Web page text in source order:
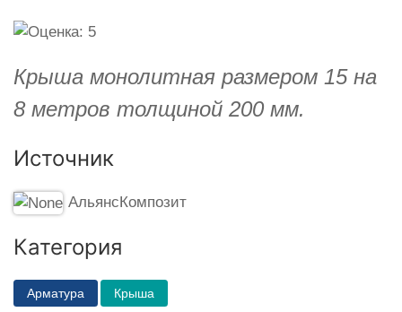
Крыша монолитная размером 15 на
8 метров толщиной 200 мм.
Источник
АльянсКомпозит
Категория
Арматура Крыша